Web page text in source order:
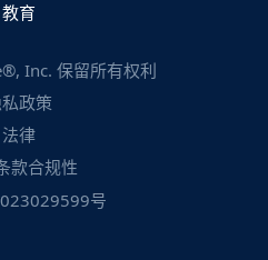
教育
Inc. 保留所有权利
政策
法律
款合规性
号